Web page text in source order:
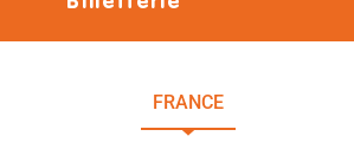
FRANCE